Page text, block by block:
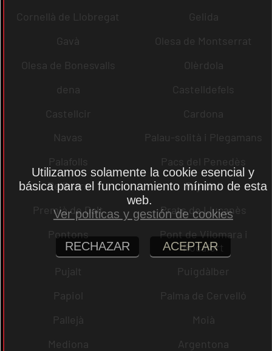
Cornellà de Llobregat
Gelida
Gavà
Olesa de Montserrat
Olesa de Bonesvalls
Olèrdola
dena
Castelldefels
Castellcir
Cardona
Navas
Palau-solità i Plegamans
Palafolls
Pacs del Penedès
Rellinars
Rajadell
Premià de Dalt
Prats de Lluçanès
Pontons
Pont de Vilomara i
Rocafort
Pujalt
Puigdàlber
Papiol
Palma de Cervelló
Pallejà
Moià
Mediona
Argentona
Utilizamos solamente la cookie esencial y
básica para el funcionamiento mínimo de esta
web.
Ver políticas y gestión de cookies
RECHAZAR ACEPTAR